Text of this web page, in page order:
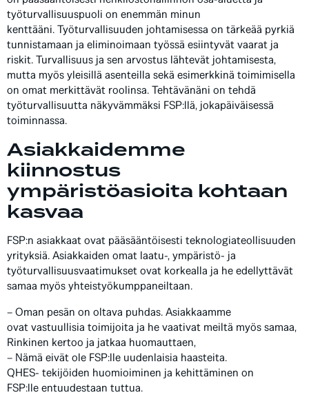
työturvallisuuspuoli on enemmän minun
kenttääni. Työturvallisuuden johtamisessa on tärkeää pyrkiä
tunnistamaan ja eliminoimaan työssä esiintyvät vaarat ja
riskit. Turvallisuus ja sen arvostus lähtevät johtamisesta,
mutta myös yleisillä asenteilla sekä esimerkkinä toimimisella
on omat merkittävät roolinsa. Tehtävänäni on tehdä
työturvallisuutta näkyvämmäksi FSP:llä, jokapäiväisessä
toiminnassa.
Asiakkaidemme
kiinnostus
ympäristöasioita kohtaan
kasvaa
FSP:n asiakkaat ovat pääsääntöisesti teknologiateollisuuden
yrityksiä. Asiakkaiden omat laatu-, ympäristö- ja
työturvallisuusvaatimukset ovat korkealla ja he edellyttävät
samaa myös yhteistyökumppaneiltaan.
– Oman pesän on oltava puhdas. Asiakkaamme
ovat vastuullisia toimijoita ja he vaativat meiltä myös samaa,
Rinkinen kertoo ja jatkaa huomauttaen,
– Nämä eivät ole FSP:lle uudenlaisia haasteita.
QHES- tekijöiden huomioiminen ja kehittäminen on
FSP:lle entuudestaan tuttua.